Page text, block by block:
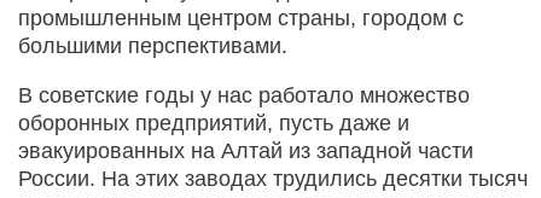
промышленным центром страны, городом с
большими перспективами.
В советские годы у нас работало множество
оборонных предприятий, пусть даже и
эвакуированных на Алтай из западной части
России. На этих заводах трудились десятки тысяч